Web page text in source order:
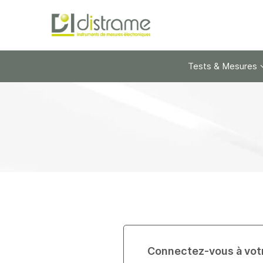
Tests & Mesures
Connectez-vous à